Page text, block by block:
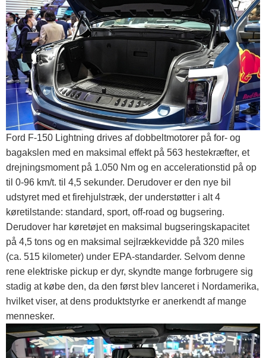
Ford F-150 Lightning drives af dobbeltmotorer på for- og
bagakslen med en maksimal effekt på 563 hestekræfter, et
drejningsmoment på 1.050 Nm og en accelerationstid på op
til 0-96 km/t. til 4,5 sekunder. Derudover er den nye bil
udstyret med et firehjulstræk, der understøtter i alt 4
køretilstande: standard, sport, off-road og bugsering.
Derudover har køretøjet en maksimal bugseringskapacitet
på 4,5 tons og en maksimal sejlrækkevidde på 320 miles
(ca. 515 kilometer) under EPA-standarder. Selvom denne
rene elektriske pickup er dyr, skyndte mange forbrugere sig
stadig at købe den, da den først blev lanceret i Nordamerika,
hvilket viser, at dens produktstyrke er anerkendt af mange
mennesker.